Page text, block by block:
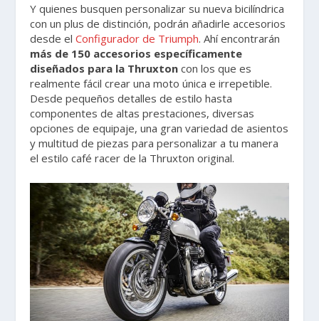
Y quienes busquen personalizar su nueva bicilíndrica
con un plus de distinción, podrán añadirle accesorios
desde elConfigurador de Triumph. Ahí encontrarán
más de 150 accesorios específicamente
diseñados para la Thruxton con los que es
realmente fácil crear una moto única e irrepetible.
Desde pequeños detalles de estilo hasta
componentes de altas prestaciones, diversas
opciones de equipaje, una gran variedad de asientos
y multitud de piezas para personalizar a tu manera
el estilo café racer de la Thruxton original.